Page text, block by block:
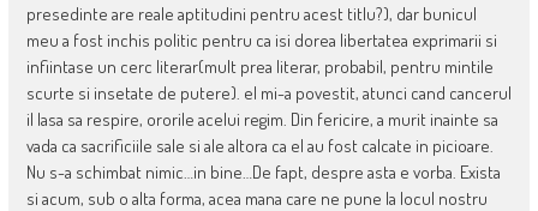
presedinte are reale aptitudini pentru acest titlu?), dar bunicul
meu a fost inchis politic pentru ca isi dorea libertatea exprimarii si
infiintase un cerc literar(mult prea literar, probabil, pentru mintile
scurte si insetate de putere). el mi-a povestit, atunci cand cancerul
il lasa sa respire, ororile acelui regim. Din fericire, a murit inainte sa
vada ca sacrificiile sale si ale altora ca el au fost calcate in picioare.
Nu s-a schimbat nimic…in bine…De fapt, despre asta e vorba. Exista
si acum, sub o alta forma, acea mana care ne pune la locul nostru